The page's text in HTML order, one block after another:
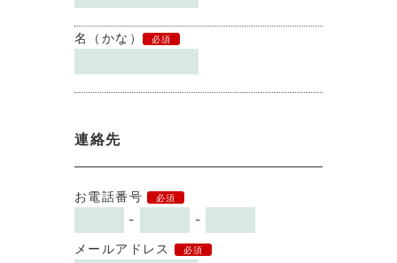
名（かな） 必須
連絡先
お電話番号 必須
-
-
メールアドレス
必須